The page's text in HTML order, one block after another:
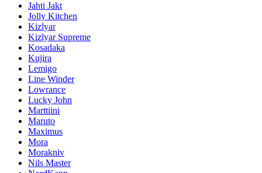
Jahti Jakt
Jolly Kitchen
Kizlyar
Kizlyar Supreme
Kosadaka
Kujira
Lemigo
Line Winder
Lowrance
Lucky John
Marttiini
Maruto
Maximus
Mora
Morakniv
Nils Master